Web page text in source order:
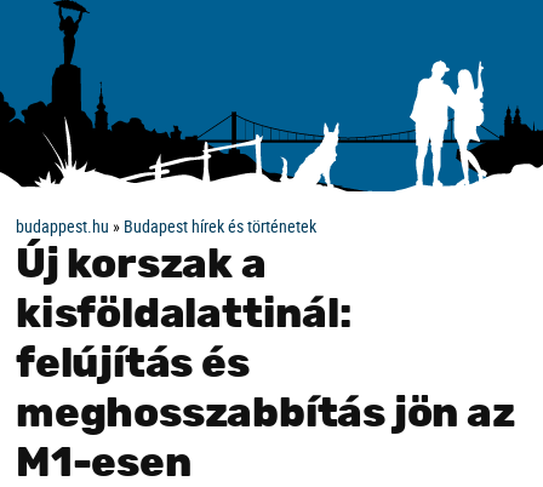
budappest.hu » Budapest hírek és történetek
Új korszak a
kisföldalattinál:
felújítás és
meghosszabbítás jön az
M1-esen